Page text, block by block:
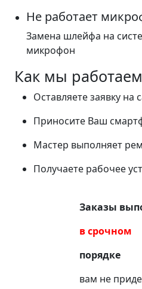
Не работает
Замена шлейфа на
микрофон
Как мы работаем
Оставляете заявку на
Приносите Ваш
Мастер выполняет
Получаете рабочее
Заказы
в срочном
порядке
вам не